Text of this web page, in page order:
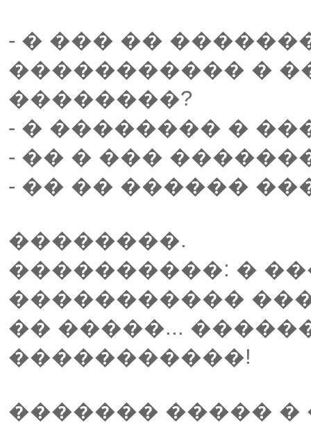
- � ��� ��
����������� �
��������?
- � �������� �
- �� � ���
- �� �� ������
��������.
����������: �
�����������
�� �����...
�����������!
������� ����� �